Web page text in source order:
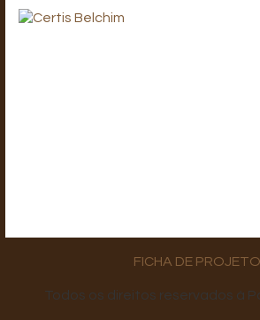
FICHA DE
Todos os direitos reservados à